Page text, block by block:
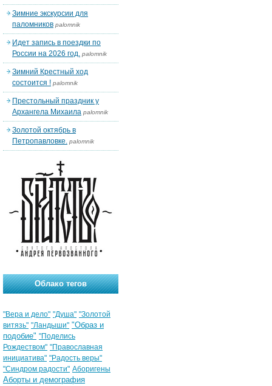
Зимние экскурсии для
паломников palomnik
Идет запись в поездки по
России на 2026 год. palomnik
Зимний Крестный ход
состоится ! palomnik
Престольный праздник у
Архангела Михаила palomnik
Золотой октябрь в
Петропавловке. palomnik
Облако тегов
"Вера и дело" "Душа" "Золотой
витязь" "Ландыши" "Образ и
подобие" "Поделись
Рождеством" "Православная
инициатива" "Радость веры"
"Синдром радости" Аборигены
Аборты и демография